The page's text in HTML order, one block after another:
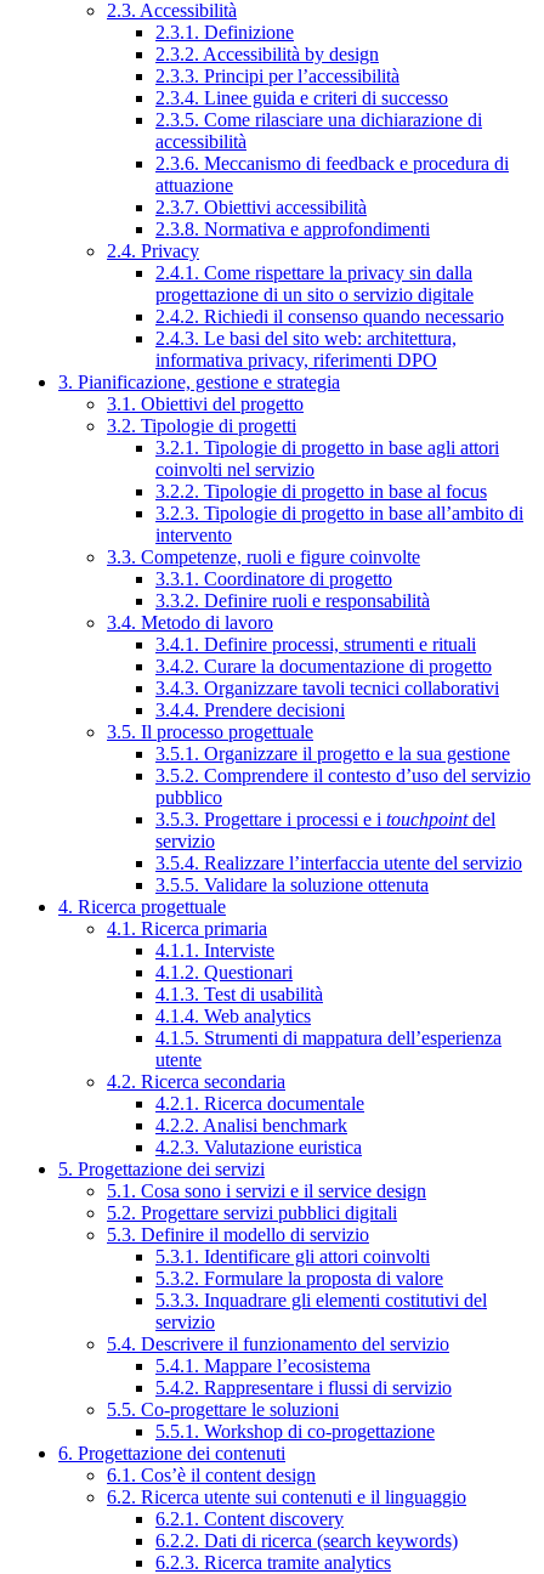
2.3. Accessibilità
2.3.1. Definizione
2.3.2. Accessibilità by design
2.3.3. Principi per l’accessibilità
2.3.4. Linee guida e criteri di successo
2.3.5. Come rilasciare una dichiarazione di
accessibilità
2.3.6. Meccanismo di feedback e procedura di
attuazione
2.3.7. Obiettivi accessibilità
2.3.8. Normativa e approfondimenti
2.4. Privacy
2.4.1. Come rispettare la privacy sin dalla
progettazione di un sito o servizio digitale
2.4.2. Richiedi il consenso quando necessario
2.4.3. Le basi del sito web: architettura,
informativa privacy, riferimenti DPO
3. Pianificazione, gestione e strategia
3.1. Obiettivi del progetto
3.2. Tipologie di progetti
3.2.1. Tipologie di progetto in base agli attori
coinvolti nel servizio
3.2.2. Tipologie di progetto in base al focus
3.2.3. Tipologie di progetto in base all’ambito di
intervento
3.3. Competenze, ruoli e figure coinvolte
3.3.1. Coordinatore di progetto
3.3.2. Definire ruoli e responsabilità
3.4. Metodo di lavoro
3.4.1. Definire processi, strumenti e rituali
3.4.2. Curare la documentazione di progetto
3.4.3. Organizzare tavoli tecnici collaborativi
3.4.4. Prendere decisioni
3.5. Il processo progettuale
3.5.1. Organizzare il progetto e la sua gestione
3.5.2. Comprendere il contesto d’uso del servizio
pubblico
3.5.3. Progettare i processi e i touchpointdel
servizio
3.5.4. Realizzare l’interfaccia utente del servizio
3.5.5. Validare la soluzione ottenuta
4. Ricerca progettuale
4.1. Ricerca primaria
4.1.1. Interviste
4.1.2. Questionari
4.1.3. Test di usabilità
4.1.4. Web analytics
4.1.5. Strumenti di mappatura dell’esperienza
utente
4.2. Ricerca secondaria
4.2.1. Ricerca documentale
4.2.2. Analisi benchmark
4.2.3. Valutazione euristica
5. Progettazione dei servizi
5.1. Cosa sono i servizi e il service design
5.2. Progettare servizi pubblici digitali
5.3. Definire il modello di servizio
5.3.1. Identificare gli attori coinvolti
5.3.2. Formulare la proposta di valore
5.3.3. Inquadrare gli elementi costitutivi del
servizio
5.4. Descrivere il funzionamento del servizio
5.4.1. Mappare l’ecosistema
5.4.2. Rappresentare i flussi di servizio
5.5. Co-progettare le soluzioni
5.5.1. Workshop di co-progettazione
6. Progettazione dei contenuti
6.1. Cos’è il content design
6.2. Ricerca utente sui contenuti e il linguaggio
6.2.1. Content discovery
6.2.2. Dati di ricerca (search keywords)
6.2.3. Ricerca tramite analytics